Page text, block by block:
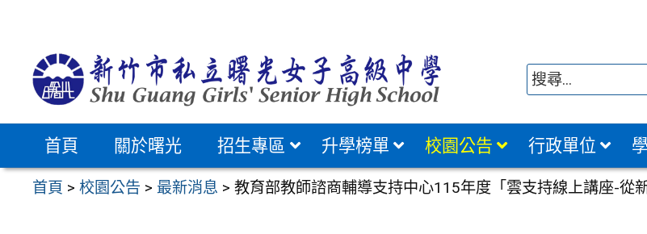
首頁 關於曙光 招生專區 升學榜單 校園公告 行政單位
首頁 >校園公告 > 最新消息 >教育部教師諮商輔導支持中心115年度「雲支持線上講座-從